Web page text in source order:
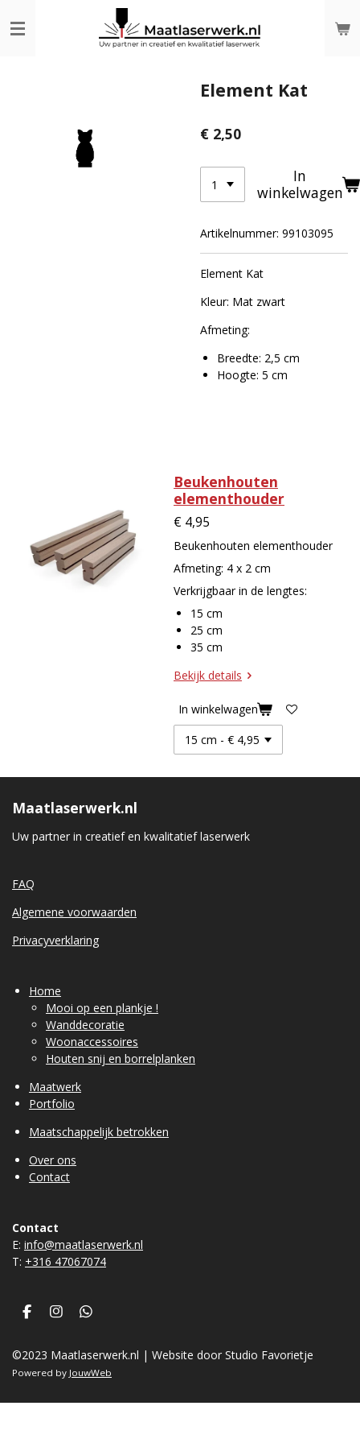
direct
Element Kat
€ 2,50
In
winkelwagen
Artikelnummer: 99103095
Element Kat
Kleur: Mat zwart
Afmeting:
Breedte: 2,5 cm
Hoogte: 5 cm
Beukenhouten
elementhouder
€ 4,95
Beukenhouten elementhouder
Afmeting: 4 x 2 cm
Verkrijgbaar in de lengtes:
15 cm
25 cm
35 cm
Bekijk details
In winkelwagen
Maatlaserwerk.nl
Uw partner in creatief en kwalitatief laserwerk
FAQ
Algemene voorwaarden
Privacyverklaring
Home
Mooi op een plankje !
Wanddecoratie
Woonaccessoires
Houten snij en borrelplanken
Maatwerk
Portfolio
Maatschappelijk betrokken
Over ons
Contact
Contact
E: info@maatlaserwerk.nl
T: +316 47067074
F
e
b
k
I
t
a
a
W
t
s
A
p
©2023 Maatlaserwerk.nl | Website door Studio Favorietje
Powered by JouwWeb